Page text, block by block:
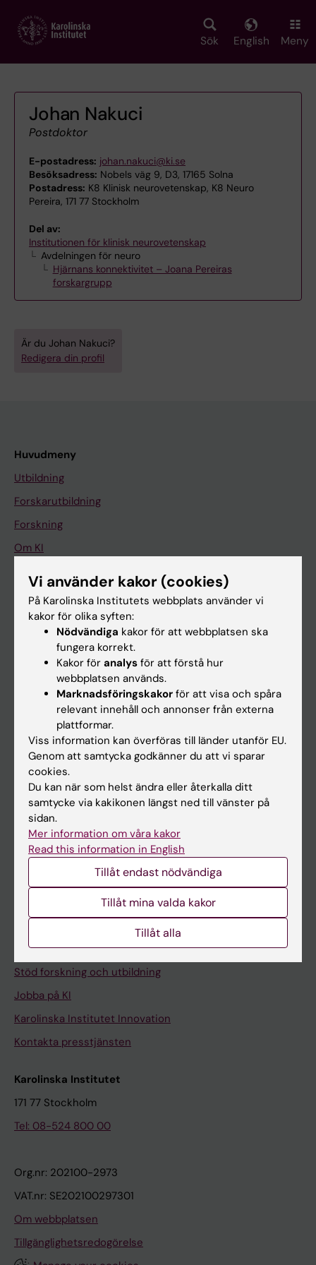
main
Sök English Meny
Johan Nakuci
Postdoktor
E-postadress: johan.nakuci@ki.se
Besöksadress: Nobels väg 9, D3, 17165 Solna
Postadress: K8 Klinisk neurovetenskap, K8 Neuro
Pereira, 171 77 Stockholm
Del av:
Institutionen för klinisk neurovetenskap
Avdelningen för neuro
Hjärnans konnektivitet – Joana Pereiras
forskargrupp
Är du Johan Nakuci?
Redigera din profil
Huvudmeny
Utbildning
Forskarutbildning
Forskning
Om KI
På gång
Nyheter
Kalender
Schema
Studentmejlen
Kurs- och programwebbar
Student på KI
Medarbetarportalen
Universitetsbiblioteket
Stöd forskning och utbildning
Jobba på KI
Karolinska Institutet Innovation
Kontakta presstjänsten
Karolinska Institutet
171 77 Stockholm
Tel: 08-524 800 00
Org.nr: 202100-2973
VAT.nr: SE202100297301
Om webbplatsen
Tillgänglighetsredogörelse
Vi använder kakor (cookies)
På Karolinska Institutets webbplats använder vi
kakor för olika syften:
Nödvändiga kakor för att webbplatsen ska
fungera korrekt.
Kakor för analys för att förstå hur
webbplatsen används.
Marknadsföringskakor för att visa och spåra
relevant innehåll och annonser från externa
plattformar.
Viss information kan överföras till länder utanför EU.
Genom att samtycka godkänner du att vi sparar
cookies.
Du kan när som helst ändra eller återkalla ditt
samtycke via kakikonen längst ned till vänster på
sidan.
Mer information om våra kakor
Read this information in English
Tillåt endast nödvändiga
Tillåt mina valda kakor
Tillåt alla